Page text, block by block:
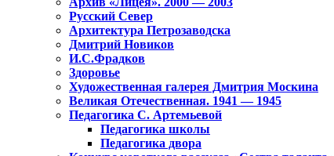
Русский Север
Архитектура Петрозаводска
Дмитрий Новиков
И.С.Фрадков
Здоровье
Художественная галерея Дмитрия Москина
Великая Отечественная. 1941 — 1945
Педагогика С. Артемьевой
Педагогика школы
Педагогика двора